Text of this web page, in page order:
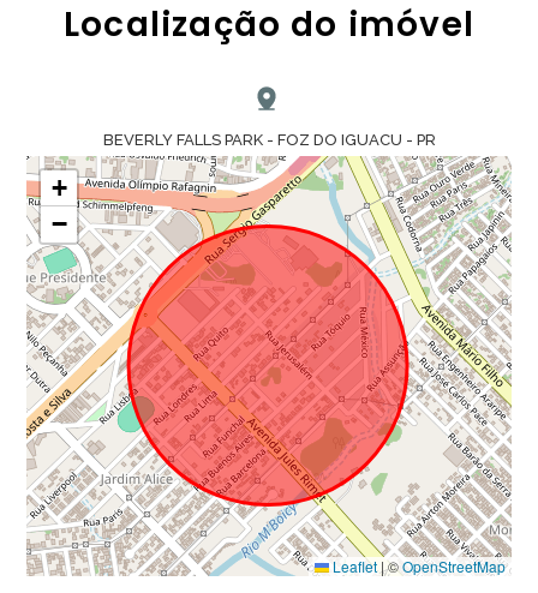
Localização do imóvel
BEVERLY FALLS PARK - FOZ DO IGUACU - PR
+
−
Leaflet |©OpenStreetMap